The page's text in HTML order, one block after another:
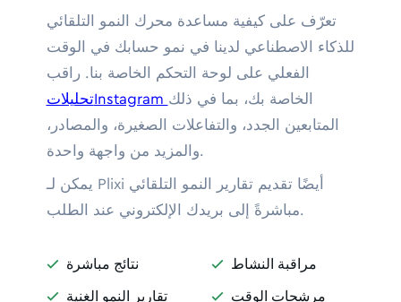
تعرّف على كيفية مساعدة محرك النمو التلقائي
للذكاء الاصطناعي لدينا في نمو حسابك في الوقت
الفعلي على لوحة التحكم الخاصة بنا. راقب
تحليلاتInstagram الخاصة بك، بما في ذلك
المتابعين الجدد، والتفاعلات الصغيرة، والمصادر،
والمزيد من واجهة واحدة.
يمكن لـ Plixi أيضًا تقديم تقارير النمو التلقائي
مباشرةً إلى بريدك الإلكتروني عند الطلب.
 نتائج مباشرة
 تقارير النمو الغنية
 مراقبة النشاط
 مرشحات الوقت